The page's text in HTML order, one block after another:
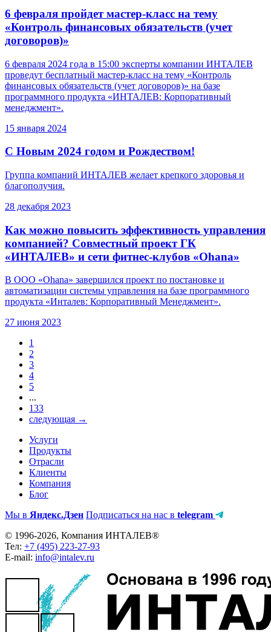
6 февраля пройдет мастер-класс на тему
«Контроль финансовых обязательств (учет
договоров)»
6 февраля 2024 года в 15:00 эксперты компании ИНТАЛЕВ
проведут бесплатный мастер-класс на тему «Контроль
финансовых обязательств (учет договоров)» на базе
программного продукта «ИНТАЛЕВ: Корпоративный
менеджмент».
15 января 2024
С Новым 2024 годом и Рождеством!
Группа компаний ИНТАЛЕВ желает крепкого здоровья и
благополучия.
28 декабря 2023
Как можно повысить эффективность управления
компанией? Совместный проект ГК
«ИНТАЛЕВ» и сети фитнес-клубов «Ohana»
В ООО «Ohana» завершился проект по постановке и
автоматизации системы управления на базе программного
продукта «Инталев: Корпоративный Менеджмент».
27 июня 2023
1
2
3
4
5
...
133
следующая →
Услуги
Продукты
Отрасли
Клиенты
Компания
Блог
Мы в Яндекс.Дзен Подписаться на нас в telegram
© 1996-2026, Компания ИНТАЛЕВ®
Тел: +7 (495) 223-27-93
E-mail: info@intalev.ru